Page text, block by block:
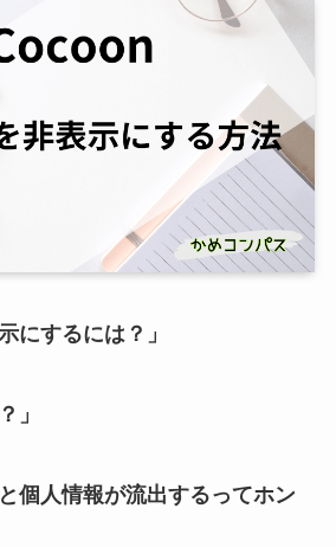
にするには？」
」
個人情報が流出するってホン